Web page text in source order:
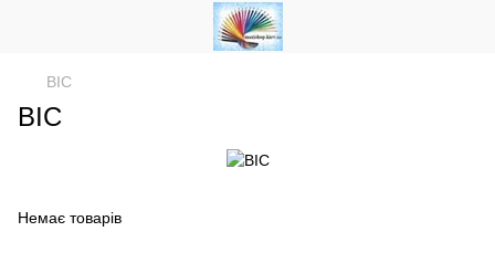
BIC
BIC
Немає товарів